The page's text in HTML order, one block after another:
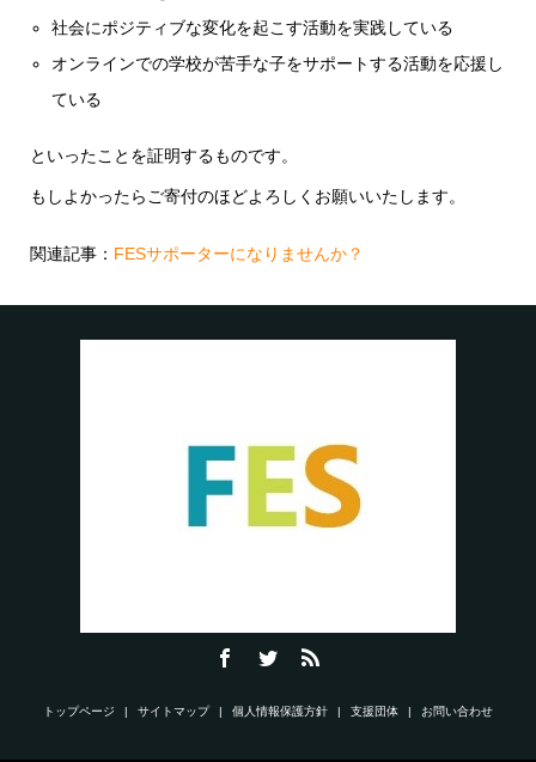
社会にポジティブな変化を起こす活動を実践している
オンラインでの学校が苦手な子をサポートする活動を応援し
ている
といったことを証明するものです。
もしよかったらご寄付のほどよろしくお願いいたします。
関連記事： FESサポーターになりませんか？
トップページ サイトマップ 個人情報保護方針 支援団体 お問い合わせ